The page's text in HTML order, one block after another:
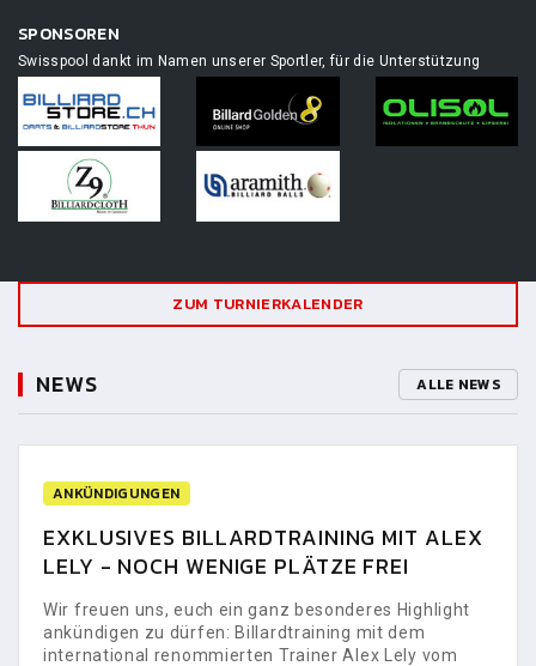
SPONSOREN
Swisspool dankt im Namen unserer Sportler, für die Unterstützung
ZUM TURNIERKALENDER
NEWS ALLE NEWS
ANKÜNDIGUNGEN
EXKLUSIVES BILLARDTRAINING MIT ALEX
LELY - NOCH WENIGE PLÄTZE FREI
Wir freuen uns, euch ein ganz besonderes Highlight
ankündigen zu dürfen: Billardtraining mit dem
international renommierten Trainer Alex Lely vom